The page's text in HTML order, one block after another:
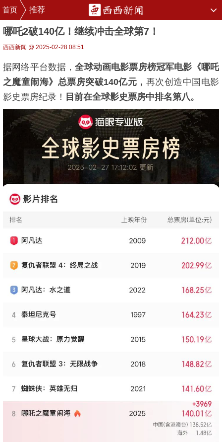
首页 推荐
哪吒2破140亿！继续冲击全球第7！
西西新闻 @ 2025-02-28 08:51
据网络平台数据，全球动画电影票房榜冠军电影 《哪吒
之魔童闹海》总票房突破140亿元， 再次创造中国电影
影史票房纪录！ 目前在全球影史票房中排名第八。